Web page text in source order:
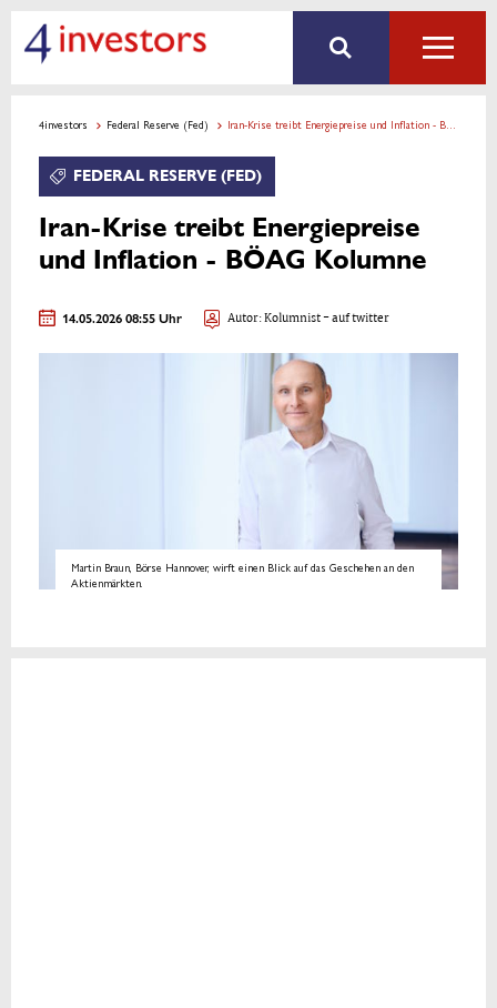
4investors Federal Reserve (Fed) Iran-Krise treibt Energiepreise und Inflation - BÖAG Kolumne
FEDERAL RESERVE (FED)
Iran-Krise treibt Energiepreise
und Inflation - BÖAG Kolumne
14.05.2026 08:55 Uhr Autor:Kolumnist- auf twitter
Martin Braun, Börse Hannover, wirft einen Blick auf das Geschehen an den
Aktienmärkten.